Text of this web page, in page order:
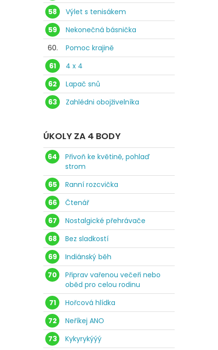
58
Výlet s tenisákem
59
Nekonečná básnička
60.
Pomoc krajině
61
4 x 4
62
Lapač snů
63
Zahlédni obojživelníka
ÚKOLY ZA 4 BODY
64
Přivoň ke květině, pohlaď
strom
65
Ranní rozcvička
66
Čtenář
67
Nostalgické přehrávače
68
Bez sladkostí
69
Indiánský běh
70
Připrav vařenou večeři nebo
oběd pro celou rodinu
71
Hořcová hlídka
72
Neříkej ANO
73
Kykyrykýýý